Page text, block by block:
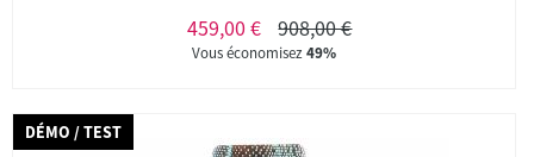
459,00 € 908,00 €
Vous économisez49%
DÉMO / TEST